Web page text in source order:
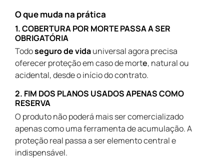
o que muda na prática
1. COBERTURA POR MORTE PASSA A SER
OBRIGATÓRIA
Todoseguro de vidauniversal agora precisa
oferecer proteção em caso de morte, natural ou
acidental, desde o início do contrato.
2. FIM DOS PLANOS USADOS APENAS COMO
RESERVA
O produto não poderá mais ser comercializado
apenas como uma ferramenta de acumulação. A
proteção real passa a ser elemento central e
indispensável.